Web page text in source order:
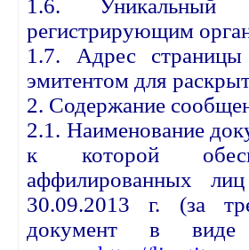
1.6. Уникальный
регистрирующим
1.7. Адрес страницы
эмитентом для
2. Содержание
2.1. Наименование
к которой
аффилированных
30.09.2013 г. (за
документ в